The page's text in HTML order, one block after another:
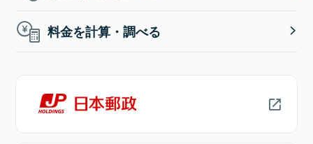
料金を計算・調べる